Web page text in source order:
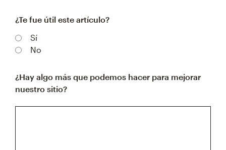
¿Te fue útil este artículo?
Sí
No
¿Hay algo más que podemos hacer para mejorar
nuestro sitio?